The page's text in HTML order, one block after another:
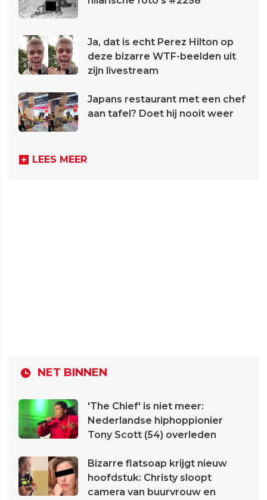
Ja, dat is echt Perez Hilton op
deze bizarre WTF-beelden uit
zijn livestream
Japans restaurant met een chef
aan tafel? Doet hij nooit weer
LEES MEER
NET BINNEN
'The Chief' is niet meer:
Nederlandse hiphoppionier
Tony Scott (54) overleden
Bizarre flatsoap krijgt nieuw
hoofdstuk: Christy sloopt
camera van buurvrouw en